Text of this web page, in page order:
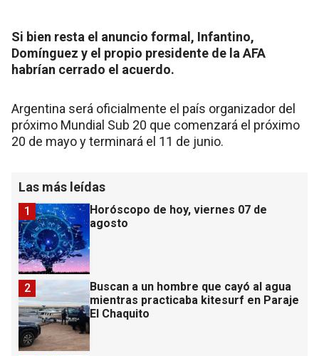
Si bien resta el anuncio formal, Infantino,
Domínguez y el propio presidente de la AFA
habrían cerrado el acuerdo.
Argentina será oficialmente el país organizador del
próximo Mundial Sub 20 que comenzará el próximo
20 de mayo y terminará el 11 de junio.
Las más leídas
Horóscopo de hoy, viernes 07 de
agosto
1
Buscan a un hombre que cayó al agua
mientras practicaba kitesurf en Paraje
El Chaquito
2